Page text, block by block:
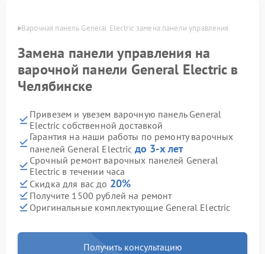
Варочная панель General Electric замена панели управления
Замена панели управления на
варочной панели General Electric в
Челябинске
Привезем и увезем варочную панель General
Electric собственной доставкой
Гарантия на наши работы по ремонту варочных
панелей General Electric до 3-х лет
Срочный ремонт варочных панелей General
Electric в течении часа
Скидка для вас до 20%
Получите 1500 рублей на ремонт
Оригинальные комплектующие General Electric
Получить консультацию